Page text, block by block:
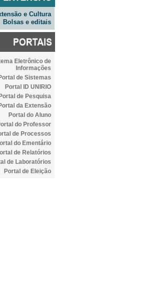
e Cultura
Bolsas e editais
Eletrônico de
Informações
de Sistemas
Portal ID UNIRIO
Portal de Pesquisa
da Extensão
Portal do Aluno
do Professor
de Processos
do Ementário
de Relatórios
de Laboratórios
Portal de Eleição